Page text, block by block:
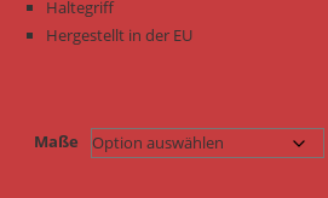
Haltegriff
Hergestellt in der EU
Maße